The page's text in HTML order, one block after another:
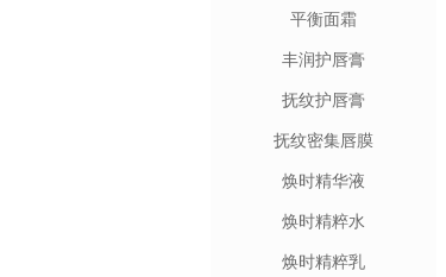
平衡面霜
丰润护唇膏
抚纹护唇膏
抚纹密集唇膜
焕时精华液
焕时精粹水
焕时精粹乳